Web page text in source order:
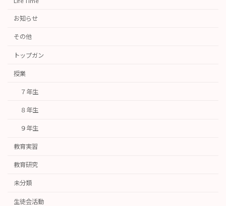
お知らせ
その他
トップガン
授業
７年生
８年生
９年生
教育実習
教育研究
未分類
生徒会活動